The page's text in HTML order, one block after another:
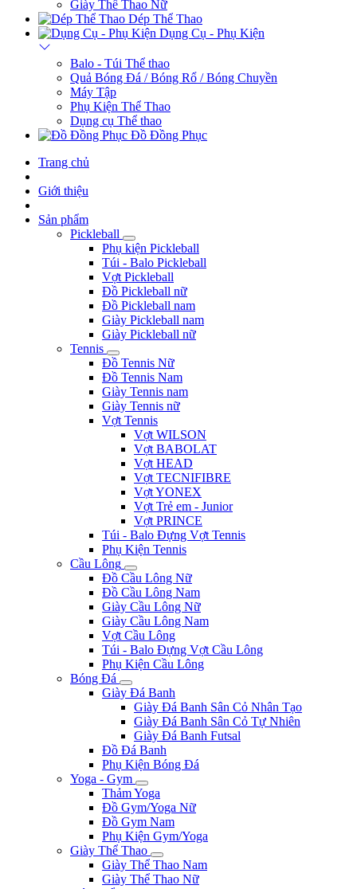
Giày Thể Thao Nữ
Dép Thể Thao
Dụng Cụ - Phụ Kiện
Balo - Túi Thể thao
Quả Bóng Đá / Bóng Rổ / Bóng Chuyền
Máy Tập
Phụ Kiện Thể Thao
Dụng cụ Thể thao
Đồ Đồng Phục
Trang chủ
Giới thiệu
Sản phẩm
Pickleball
Phụ kiện Pickleball
Túi - Balo Pickleball
Vợt Pickleball
Đồ Pickleball nữ
Đồ Pickleball nam
Giày Pickleball nam
Giày Pickleball nữ
Tennis
Đồ Tennis Nữ
Đồ Tennis Nam
Giày Tennis nam
Giày Tennis nữ
Vợt Tennis
Vợt WILSON
Vợt BABOLAT
Vợt HEAD
Vợt TECNIFIBRE
Vợt YONEX
Vợt Trẻ em - Junior
Vợt PRINCE
Túi - Balo Đựng Vợt Tennis
Phụ Kiện Tennis
Cầu Lông
Đồ Cầu Lông Nữ
Đồ Cầu Lông Nam
Giày Cầu Lông Nữ
Giày Cầu Lông Nam
Vợt Cầu Lông
Túi - Balo Đựng Vợt Cầu Lông
Phụ Kiện Cầu Lông
Bóng Đá
Giày Đá Banh
Giày Đá Banh Sân Cỏ Nhân Tạo
Giày Đá Banh Sân Cỏ Tự Nhiên
Giày Đá Banh Futsal
Đồ Đá Banh
Phụ Kiện Bóng Đá
Yoga - Gym
Thảm Yoga
Đồ Gym/Yoga Nữ
Đồ Gym Nam
Phụ Kiện Gym/Yoga
Giày Thể Thao
Giày Thể Thao Nam
Giày Thể Thao Nữ